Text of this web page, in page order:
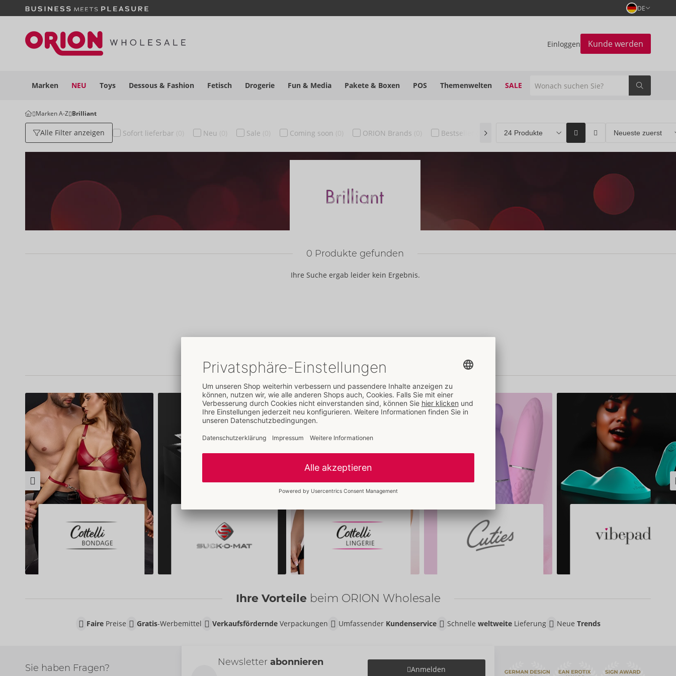
DE
Einloggen Kunde werden
Marken NEU Toys Dessous & Fashion Fetisch Drogerie Fun & Media Pakete & Boxen POS Themenwelten SALE
Marken A-Z Brilliant
Alle Filter anzeigen Sofort lieferbar (0) Neu (0) Sale (0) Coming soon (0) ORION Brands (0) Bestseller
0 Produkte gefunden
Ihre Suche ergab leider kein Ergebnis.
ORIONMarken
Ihre Vorteile beim ORION Wholesale
FairePreise Gratis-Werbemittel VerkaufsförderndeVerpackungen Umfassender Kundenservice Schnelle weltweiteLieferung Neue Trends
Sie haben Fragen?
Newsletter abonnieren
Anmelden